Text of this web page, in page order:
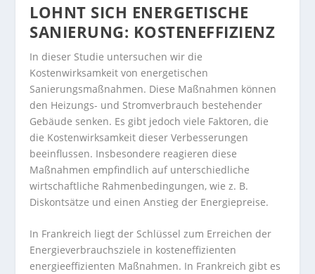
LOHNT SICH ENERGETISCHE
SANIERUNG: KOSTENEFFIZIENZ
In dieser Studie untersuchen wir die
Kostenwirksamkeit von energetischen
Sanierungsmaßnahmen. Diese Maßnahmen können
den Heizungs- und Stromverbrauch bestehender
Gebäude senken. Es gibt jedoch viele Faktoren, die
die Kostenwirksamkeit dieser Verbesserungen
beeinflussen. Insbesondere reagieren diese
Maßnahmen empfindlich auf unterschiedliche
wirtschaftliche Rahmenbedingungen, wie z. B.
Diskontsätze und einen Anstieg der Energiepreise.
In Frankreich liegt der Schlüssel zum Erreichen der
Energieverbrauchsziele in kosteneffizienten
energieeffizienten Maßnahmen. In Frankreich gibt es